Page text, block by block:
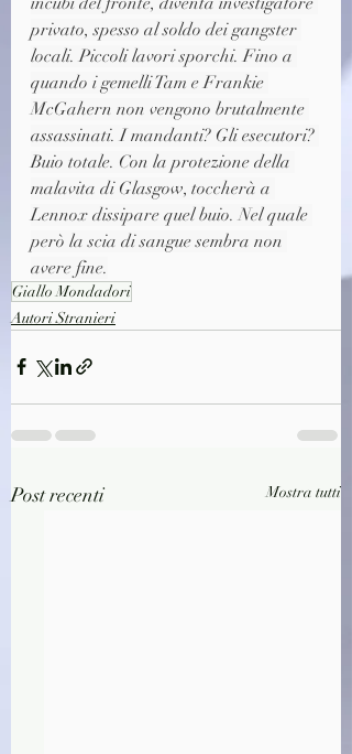
privato, spesso al soldo dei gangster
locali. Piccoli lavori sporchi. Fino a
quando i gemelli Tam e Frankie
McGahern non vengono brutalmente
assassinati. I mandanti? Gli esecutori?
Buio totale. Con la protezione della
malavita di Glasgow, toccherà a
Lennox dissipare quel buio. Nel quale
però la scia di sangue sembra non
avere fine.
Giallo Mondadori
Autori Stranieri
Post recenti Mostra tutti